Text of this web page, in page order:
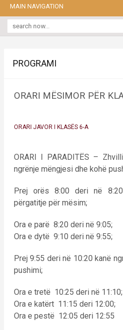
MAIN NAVIGATION
PROGRAMI
ORARI MËSIMOR PËR
ORARI JAVOR I KLASËS 6-A
ORARI I PARADITËS –
ngrënje mëngjesi dhe kohë
Prej orës 8:00 deri në
përgatitje për mësim;
Ora e parë 8:20 deri në 9:05;
Ora e dytë 9:10 deri në 9:55;
Prej 9:55 deri në 10:20 kanë
pushimi;
Ora e tretë 10:25 deri në 11:10;
Ora e katërt 11:15 deri 12:00;
Ora e pestë 12:05 deri 12:55